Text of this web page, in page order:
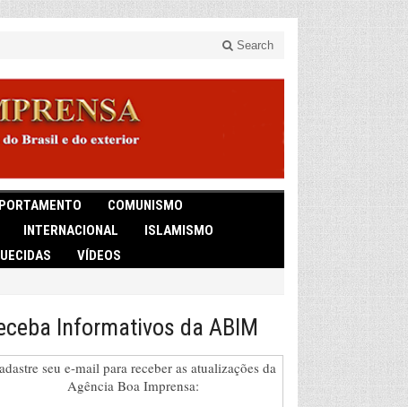
Search
COMUNISMO
INTERNACIONAL
ISLAMISMO
VÍDEOS
Informativos da ABIM
seu e-mail para receber as atualizações da
Agência Boa Imprensa: